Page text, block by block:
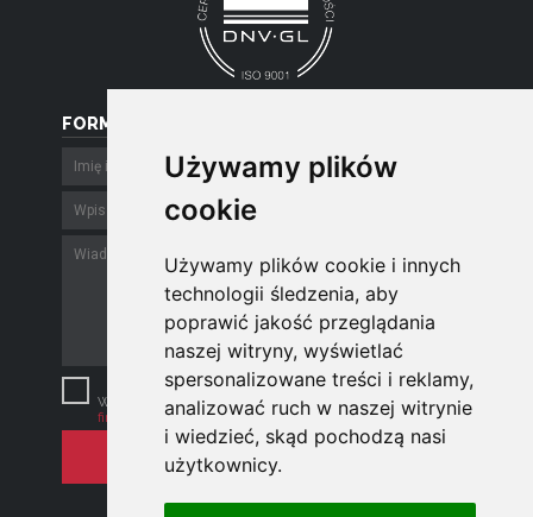
Używamy plików
cookie
Używamy plików cookie i innych
technologii śledzenia, aby
poprawić jakość przeglądania
naszej witryny, wyświetlać
spersonalizowane treści i reklamy,
analizować ruch w naszej witrynie
i wiedzieć, skąd pochodzą nasi
użytkownicy.
Używamy plików
cookie
Używamy plików cookie i innych
technologii śledzenia, aby
poprawić jakość przeglądania
naszej witryny, wyświetlać
spersonalizowane treści i reklamy,
analizować ruch w naszej witrynie
i wiedzieć, skąd pochodzą nasi
użytkownicy.
FORMULARZ
Szanujemy Twoją prywatność.
Wysyłając e-mail zgadzasz się zpolityką
firmy